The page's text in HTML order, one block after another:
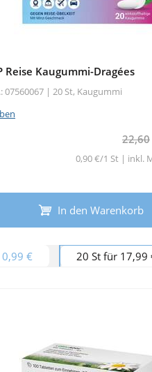
Reise Kaugummi-Dragées
07560067 | 20 St, Kaugummi
22,60
0,90 €/1 St | inkl.
In den Warenkorb
€ 20 St für 17,99